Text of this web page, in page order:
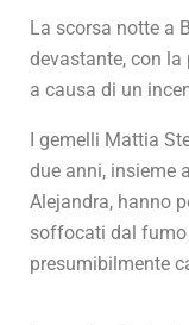
La scorsa notte a
devastante, con
a causa di un
I gemelli Mattia
due anni, insieme
Alejandra, hanno
soffocati dal
presumibilmente